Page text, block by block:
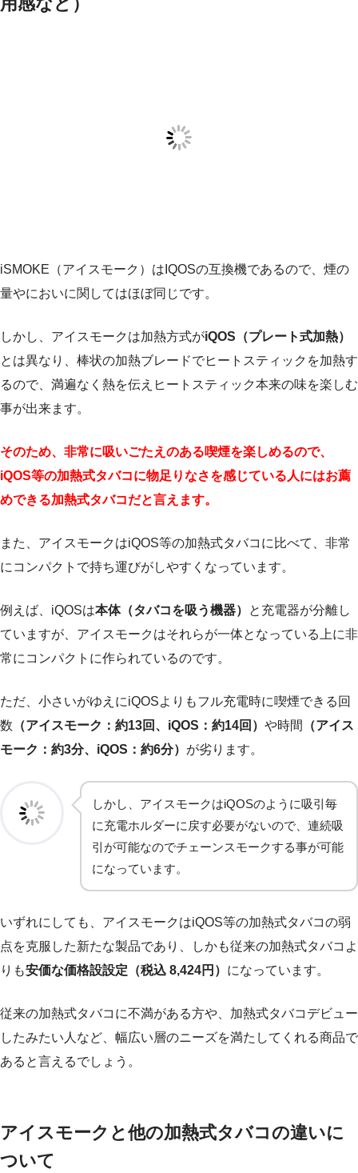
iSMOKE（アイスモーク）はIQOSの互換機であるので、煙の
量やにおいに関してはほぼ同じです。
しかし、アイスモークは加熱方式がiQOS（プレート式加熱）
とは異なり、棒状の加熱ブレードでヒートスティックを加熱す
るので、満遍なく熱を伝えヒートスティック本来の味を楽しむ
事が出来ます。
そのため、非常に吸いごたえのある喫煙を楽しめるので、
iQOS等の加熱式タバコに物足りなさを感じている人にはお薦
めできる加熱式タバコだと言えます。
また、アイスモークはiQOS等の加熱式タバコに比べて、非常
にコンパクトで持ち運びがしやすくなっています。
例えば、iQOSは本体（タバコを吸う機器）
と充電器が分離し
ていますが、アイスモークはそれらが一体となっている上に非
常にコンパクトに作られているのです。
ただ、小さいがゆえにiQOSよりもフル充電時に喫煙できる回
数 （アイスモーク：約13回、iQOS：約14回） や時間
（アイス
モーク：約3分、iQOS：約6分） が劣ります。
しかし、アイスモークはiQOSのように吸引毎
に充電ホルダーに戻す必要がないので、連続吸
引が可能なのでチェーンスモークする事が可能
になっています。
いずれにしても、アイスモークはiQOS等の加熱式タバコの弱
点を克服した新たな製品であり、しかも従来の加熱式タバコよ
りも安価な価格設設定（税込 8,424円） になっています。
従来の加熱式タバコに不満がある方や、加熱式タバコデビュー
したみたい人など、幅広い層のニーズを満たしてくれる商品で
あると言えるでしょう。
アイスモークと他の加熱式タバコの違いに
ついて